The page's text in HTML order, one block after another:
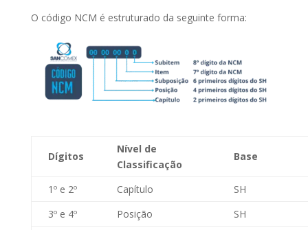
O código NCM é estruturado da seguinte forma:
Dígitos
Nível de
Classificação
Base
1º e 2º Capítulo SH
3º e 4º
Posição SH